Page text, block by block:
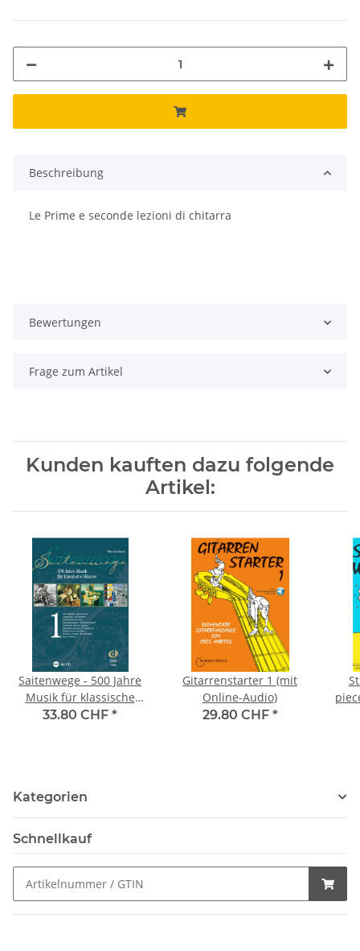
Beschreibung
Le Prime e seconde lezioni di chitarra
Bewertungen
Frage zum Artikel
Kunden kauften dazu folgende
Artikel:
Saitenwege - 500 Jahre
Musik für klassische
Gitarre
33.80 CHF *
Gitarrenstarter 1 (mit
Online-Audio)
29.80 CHF *
Kategorien
Schnellkauf